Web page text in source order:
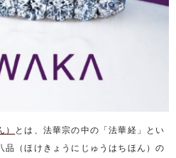
とは、法華宗の中の「法華経」とい
品（ほけきょうにじゅうはちほん）の